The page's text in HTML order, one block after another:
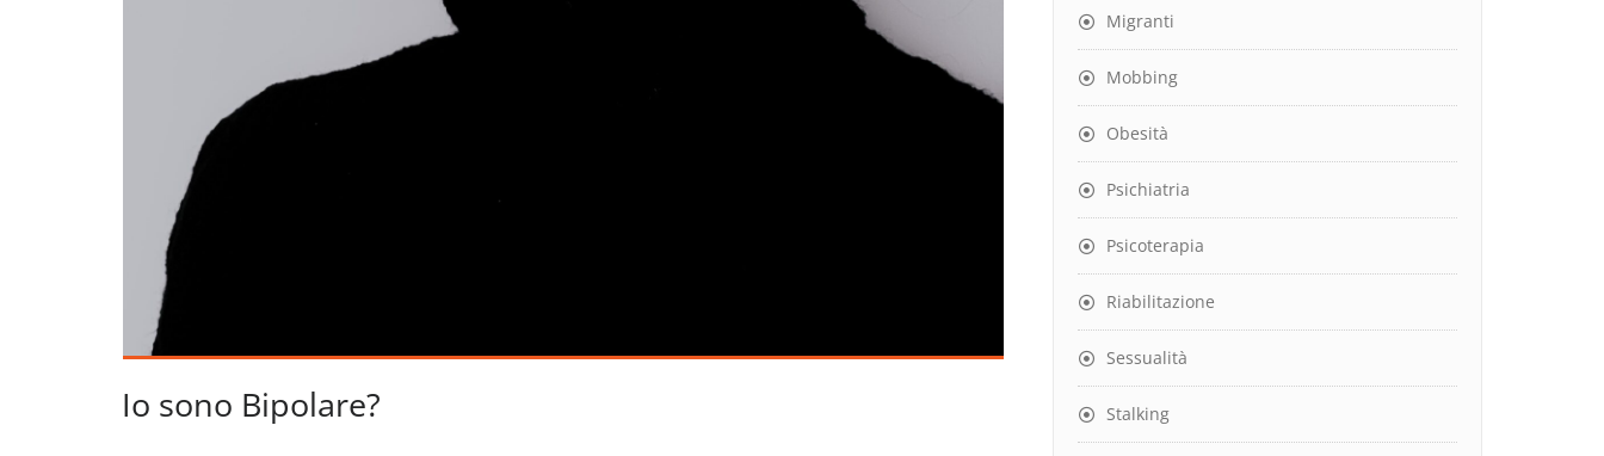
Io sono Bipolare?
Migranti
Mobbing
Obesità
Psichiatria
Psicoterapia
Riabilitazione
Sessualità
Stalking